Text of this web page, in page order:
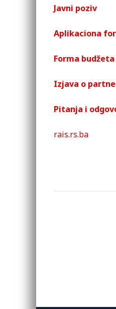
Javni poziv
Aplikaciona
Forma budžeta
Izjava o
Pitanja i
rais.rs.ba